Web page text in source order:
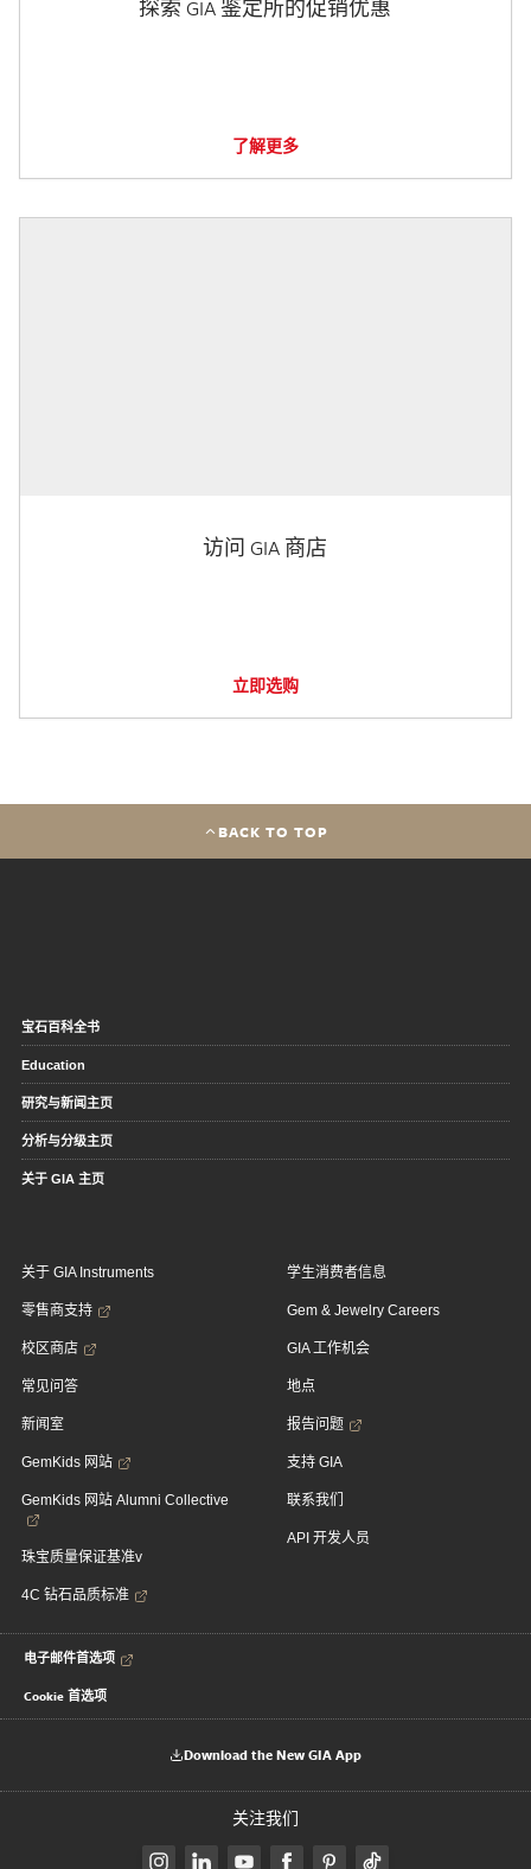
探索 GIA 鉴定所的促销优惠
了解更多
访问 GIA 商店
立即选购
BACK TO TOP
宝石百科全书
Education
研究与新闻主页
分析与分级主页
关于 GIA 主页
关于 GIA Instruments
零售商支持
校区商店
常见问答
新闻室
GemKids 网站
GemKids 网站 Alumni Collective
珠宝质量保证基准v
4C 钻石品质标准
学生消费者信息
Gem & Jewelry Careers
GIA 工作机会
地点
报告问题
支持 GIA
联系我们
API 开发人员
电子邮件首选项
Cookie 首选项
Download the New GIA App
关注我们